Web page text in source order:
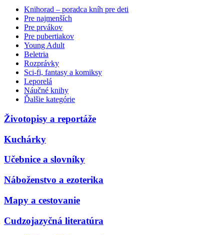
Knihorad – poradca kníh pre deti
Pre najmenších
Pre prvákov
Pre pubertiakov
Young Adult
Beletria
Rozprávky
Sci-fi, fantasy a komiksy
Leporelá
Náučné knihy
Ďalšie kategórie
Životopisy a reportáže
Kuchárky
Učebnice a slovníky
Náboženstvo a ezoterika
Mapy a cestovanie
Cudzojazyčná literatúra